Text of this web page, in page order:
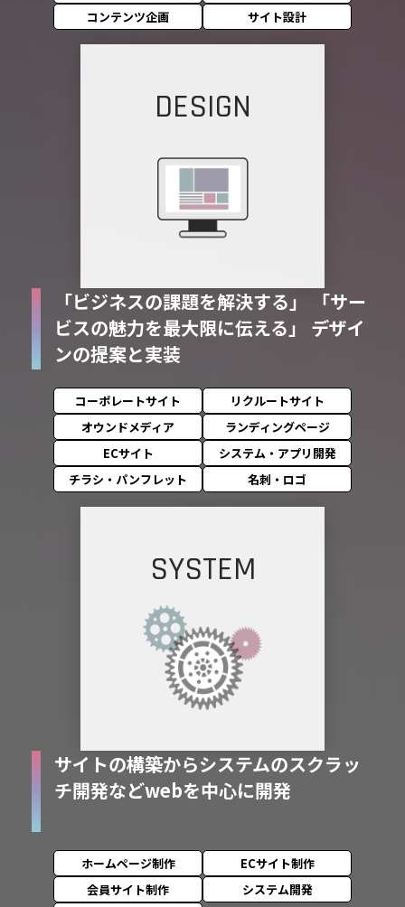
コンテンツ企画
サイト設計
DESIGN
「ビジネスの課題を解決する」
「サー
ビスの魅力を最大限に伝える」
デザイ
ンの提案と実装
コーポレートサイト
リクルートサイト
オウンドメディア
ランディングページ
ECサイト
システム・アプリ開発
チラシ・パンフレット
名刺・ロゴ
SYSTEM
サイトの構築からシステムのスクラッ
チ開発などwebを中心に開発
ホームページ制作
ECサイト制作
会員サイト制作
システム開発